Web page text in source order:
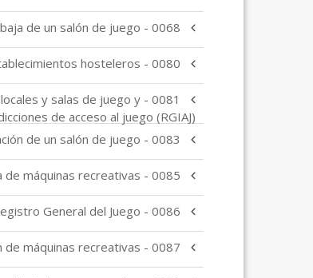
0068 - Comunicación de baja de un salón de juego
0080 - Autorización para instalación de máquinas recreativas en establecimientos hosteleros
locales y salas de juego y
de acceso al juego (RGIAJ)
0083 - Consulta previa de viabilidad para instalación de un salón de juego
0085 - Comunicación de baja definitiva de máquinas recreativas
0086 - Inscripción de empresas relacionadas con las máquinas recreativas y azar en el Registro General del Juego
0087 - Interconexión de máquinas recreativas